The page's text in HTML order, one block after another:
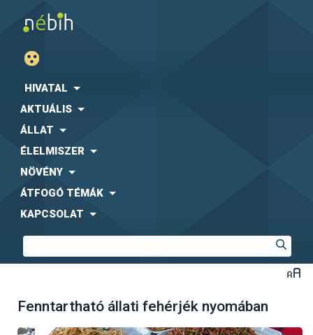
HIVATAL
AKTUÁLIS
ÁLLAT
ÉLELMISZER
NÖVÉNY
ÁTFOGÓ TÉMÁK
KAPCSOLAT
Fenntartható állati fehérjék nyomában